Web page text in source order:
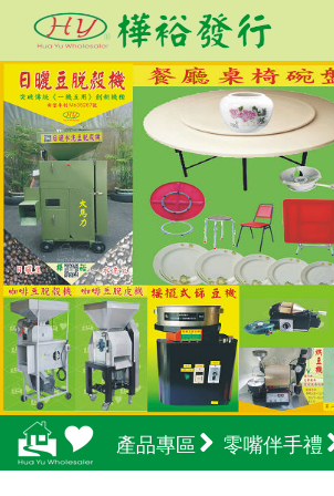
產品專區 零嘴伴手禮